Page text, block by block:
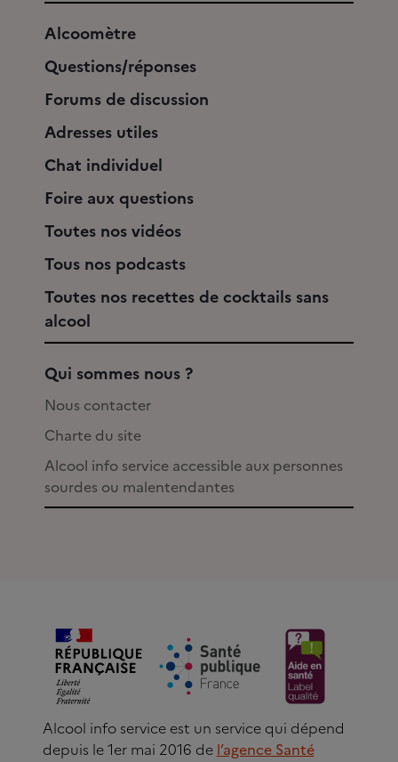
Alcoomètre
Questions/réponses
Forums de discussion
Adresses utiles
Chat individuel
Foire aux questions
Toutes nos vidéos
Tous nos podcasts
Toutes nos recettes de cocktails sans
alcool
Qui sommes nous ?
Nous contacter
Charte du site
Alcool info service accessible aux personnes
sourdes ou malentendantes
Alcool info service est un service qui dépend
depuis le 1er mai 2016 de l’agence Santé